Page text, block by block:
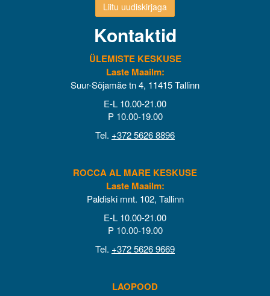
Liitu uudiskirjaga
Kontaktid
ÜLEMISTE KESKUSE
Laste Maailm:
Suur-Sõjamäe tn 4, 11415 Tallinn
E-L 10.00-21.00
P 10.00-19.00
Tel. +372 5626 8896
ROCCA AL MARE KESKUSE
Laste Maailm:
Paldiski mnt. 102, Tallinn
E-L 10.00-21.00
P 10.00-19.00
Tel. +372 5626 9669
LAOPOOD